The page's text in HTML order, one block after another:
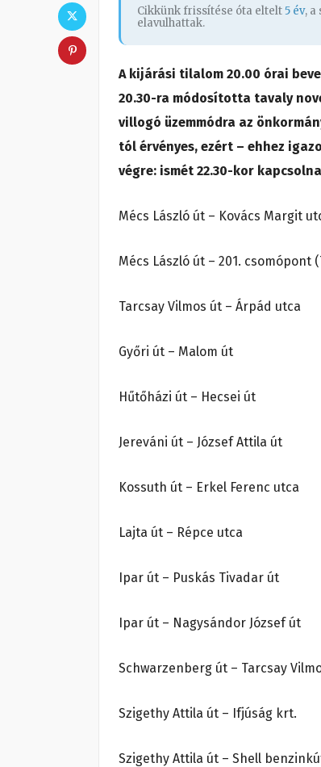
Cikkünk frissítése óta eltelt5 év, a
elavulhattak.
A kijárási tilalom 20.00 órai
20.30-ra módosította tavaly
villogó üzemmódra az
tól érvényes, ezért – ehhez
végre: ismét 22.30-kor
Mécs László út – Kovács Margit
Mécs László út – 201. csomópont
Tarcsay Vilmos út – Árpád utca
Győri út – Malom út
Hűtőházi út – Hecsei út
Jereváni út – József Attila út
Kossuth út – Erkel Ferenc utca
Lajta út – Répce utca
Ipar út – Puskás Tivadar út
Ipar út – Nagysándor József út
Schwarzenberg út – Tarcsay
Szigethy Attila út – Ifjúság krt.
Szigethy Attila út – Shell